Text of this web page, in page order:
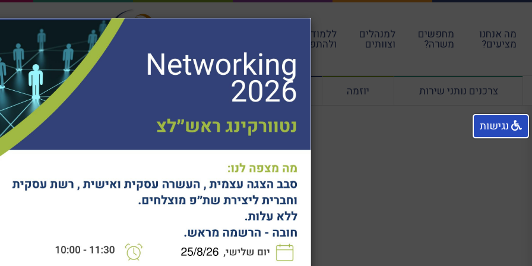
מה אנחנו
מציעים?
מחפשים
משרה?
למנהלים
וצוותים
ללמוד
ולהתפתח
חיפוש...
צרכנים נותני שירות יוזמה ליווי מנהלים וצוותים מרכז ידע
נגישות